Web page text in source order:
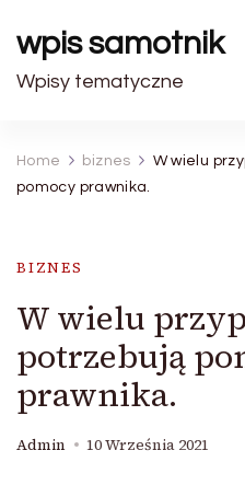
wpis samotnik
Wpisy tematyczne
Home biznes
W wielu
pomocy prawnika.
BIZNES
W wielu
potrzebują
prawnika.
Admin 10 Września 2021